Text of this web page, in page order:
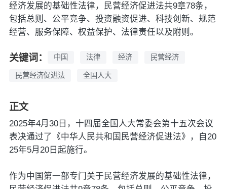
经济发展的基础性法律，民营经济促进法共9章78条，
包括总则、公平竞争、投资融资促进、科技创新、规范
经营、服务保障、权益保护、法律责任以及附则。
关键词： 中国 法律 经济 民营经济
民营经济促进法 全国人大
正文
2025年4月30日，十四届全国人大常委会第十五次会议
表决通过了《中华人民共和国民营经济促进法》，自20
25年5月20日起施行。
作为中国第一部专门关于民营经济发展的基础性法律，